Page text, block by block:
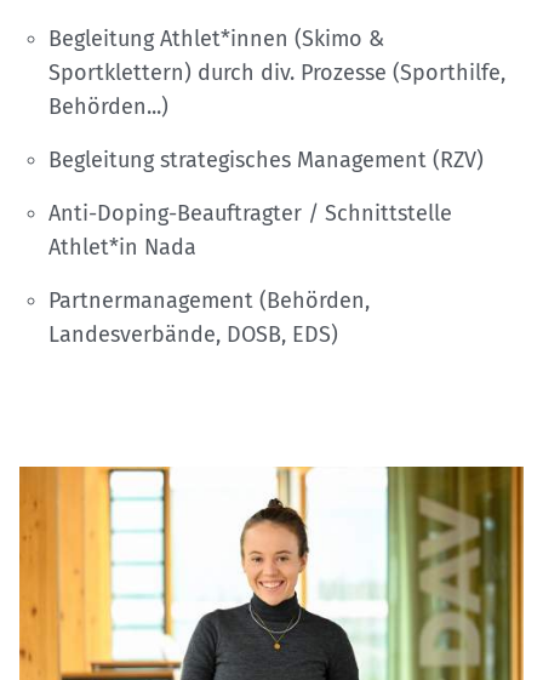
Begleitung Athlet*innen (Skimo &
Sportklettern) durch div. Prozesse (Sporthilfe,
Behörden...)
Begleitung strategisches Management (RZV)
Anti-Doping-Beauftragter / Schnittstelle
Athlet*in Nada
Partnermanagement (Behörden,
Landesverbände, DOSB, EDS)